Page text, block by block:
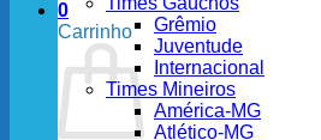
0
Carrinho
Grêmio
Juventude
Internacional
Times Mineiros
América-MG
Atlético-MG